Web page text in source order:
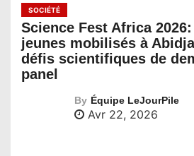
SOCIÉTÉ
Science Fest Africa
jeunes mobilisés à
défis scientifiques de
panel
By Équipe LeJourPile
Avr 22, 2026